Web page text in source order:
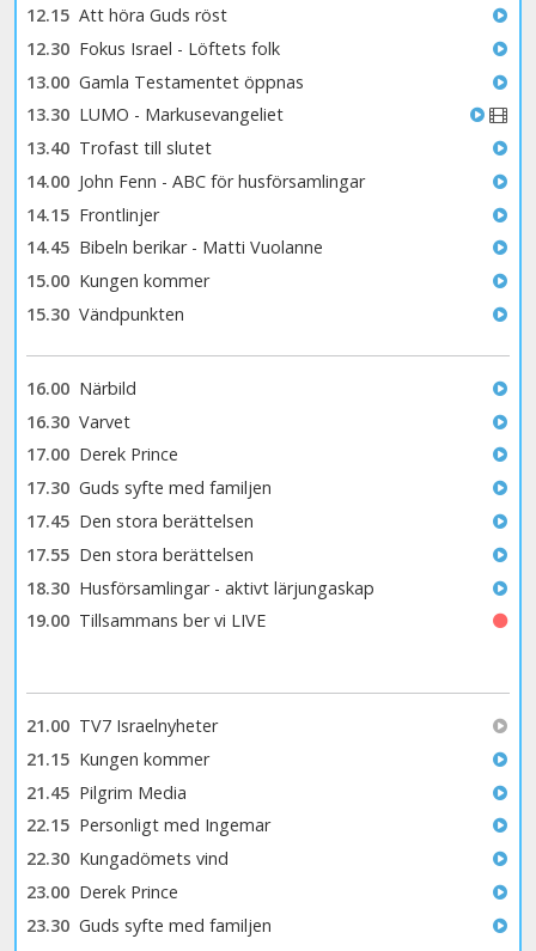
12.15 Att höra Guds röst
12.30 Fokus Israel - Löftets folk
13.00 Gamla Testamentet öppnas
13.30 LUMO - Markusevangeliet
13.40 Trofast till slutet
14.00 John Fenn - ABC för husförsamlingar
14.15 Frontlinjer
14.45 Bibeln berikar - Matti Vuolanne
15.00 Kungen kommer
15.30 Vändpunkten
16.00 Närbild
16.30 Varvet
17.00 Derek Prince
17.30 Guds syfte med familjen
17.45 Den stora berättelsen
17.55 Den stora berättelsen
18.30 Husförsamlingar - aktivt lärjungaskap
19.00 Tillsammans ber vi LIVE
21.00 TV7 Israelnyheter
21.15 Kungen kommer
21.45 Pilgrim Media
22.15 Personligt med Ingemar
22.30 Kungadömets vind
23.00 Derek Prince
23.30 Guds syfte med familjen